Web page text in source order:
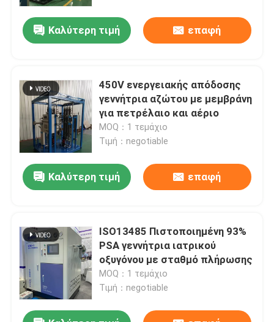
Καλύτερη τιμή επαφή
450V ενεργειακής απόδοσης
γεννήτρια αζώτου με μεμβράνη
για πετρέλαιο και αέριο
MOQ：1 τεμάχιο
Τιμή：negotiable
Καλύτερη τιμή επαφή
ISO13485 Πιστοποιημένη 93%
PSA γεννήτρια ιατρικού
οξυγόνου με σταθμό πλήρωσης
MOQ：1 τεμάχιο
Τιμή：negotiable